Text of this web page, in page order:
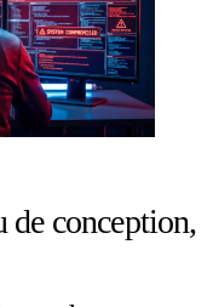
de conception,